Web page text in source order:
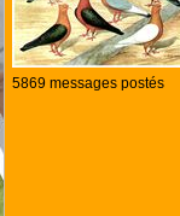
5869 messages postés